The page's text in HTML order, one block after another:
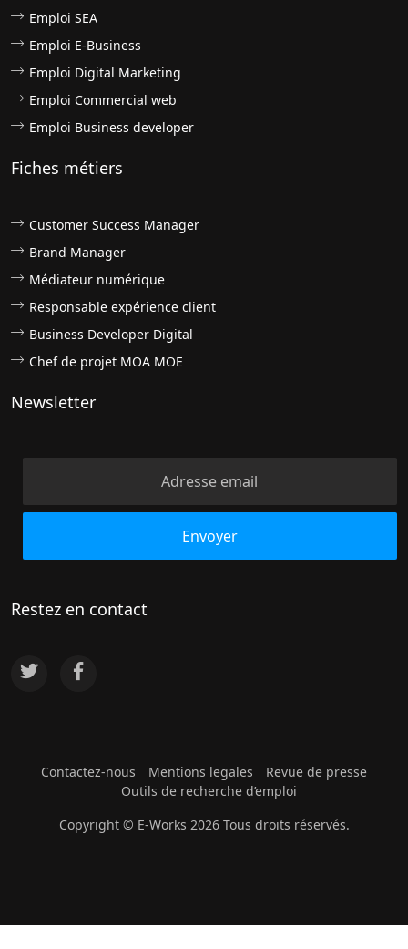
Emploi SEA
Emploi E-Business
Emploi Digital Marketing
Emploi Commercial web
Emploi Business developer
Fiches métiers
Customer Success Manager
Brand Manager
Médiateur numérique
Responsable expérience client
Business Developer Digital
Chef de projet MOA MOE
Newsletter
Restez en contact
Contactez-nous Mentions legales
Revue de presse
Outils de recherche d’emploi
Copyright © E-Works 2026 Tous droits réservés.